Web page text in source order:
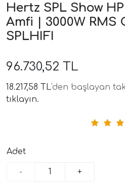
Modelleri
Hertz SPL Show
Amfi | 3000W RMS
SPLHIFI
96.730,52 TL
18.217,58 TL'den başlayan
tıklayın.
Adet
- +